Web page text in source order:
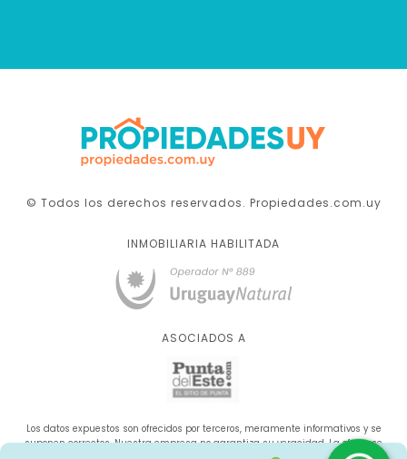
© Todos los derechos reservados. Propiedades.com.uy
INMOBILIARIA HABILITADA
ASOCIADOS A
Los datos expuestos son ofrecidos por terceros, meramente informativos y se
suponen correctos. Nuestra empresa no garantiza su veracidad. La oferta se